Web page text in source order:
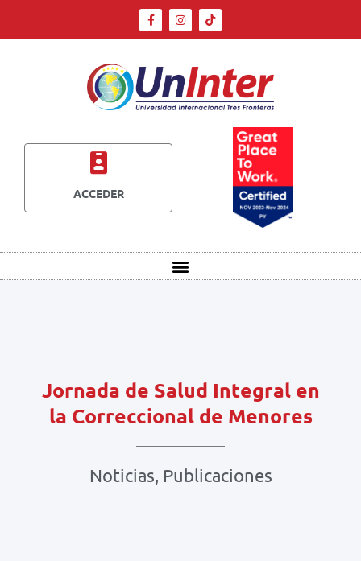
ACCEDER
Jornada de Salud Integral en
la Correccional de Menores
Noticias, Publicaciones